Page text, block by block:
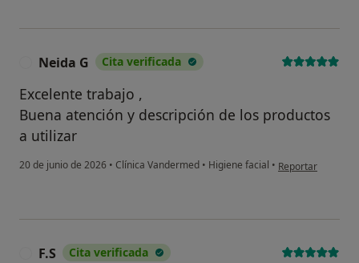
Neida G Cita verificada
Excelente trabajo ,
Buena atención y descripción de los productos
a utilizar
20 de junio de 2026 • Clínica Vandermed • Higiene facial • en opinión del
Reportar
F.S Cita verificada